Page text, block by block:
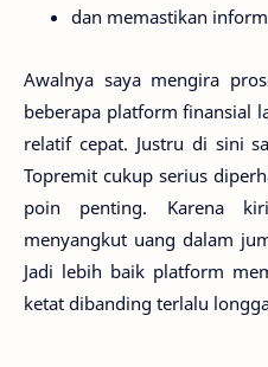
dan memastikan
Awalnya saya mengira
beberapa platform finansial
relatif cepat. Justru di sini
Topremit cukup serius
poin penting. Karena
menyangkut uang dalam
Jadi lebih baik platform
ketat dibanding terlalu